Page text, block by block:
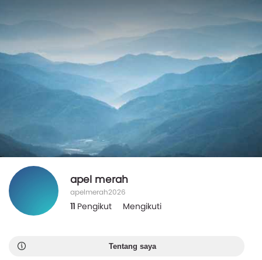
apel merah
apelmerah2026
11 Pengikut Mengikuti
Tentang saya